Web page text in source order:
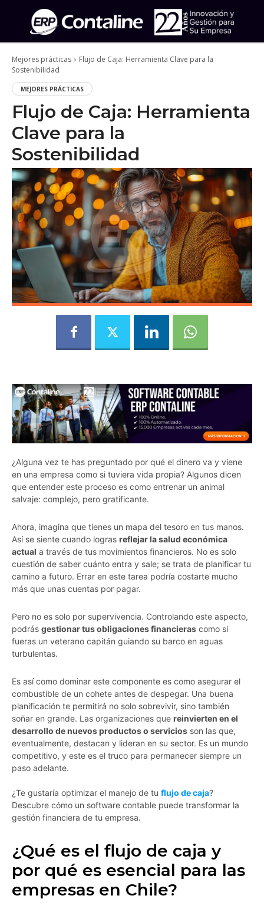
Mejores prácticas
Flujo de Caja: Herramienta Clave para la
Sostenibilidad
MEJORES PRÁCTICAS
Flujo de Caja: Herramienta
Clave para la
Sostenibilidad
¿Alguna vez te has preguntado por qué el dinero va y viene
en una empresa como si tuviera vida propia? Algunos dicen
que entender este proceso es como entrenar un animal
salvaje: complejo, pero gratificante.
Ahora, imagina que tienes un mapa del tesoro en tus manos.
Así se siente cuando logras reflejar la salud económica
actual a través de tus movimientos financieros. No es solo
cuestión de saber cuánto entra y sale; se trata de planificar tu
camino a futuro. Errar en este tarea podría costarte mucho
más que unas cuentas por pagar.
Pero no es solo por supervivencia. Controlando este aspecto,
podrás gestionar tus obligaciones financieras como si
fueras un veterano capitán guiando su barco en aguas
turbulentas.
Es así como dominar este componente es como asegurar el
combustible de un cohete antes de despegar. Una buena
planificación te permitirá no solo sobrevivir, sino también
soñar en grande. Las organizaciones que reinvierten en el
desarrollo de nuevos productos o servicios son las que,
eventualmente, destacan y lideran en su sector. Es un mundo
competitivo, y este es el truco para permanecer siempre un
paso adelante.
¿Te gustaría optimizar el manejo de tu flujo de caja?
Descubre cómo un software contable puede transformar la
gestión financiera de tu empresa.
¿Qué es el flujo de caja y
por qué es esencial para las
empresas en Chile?